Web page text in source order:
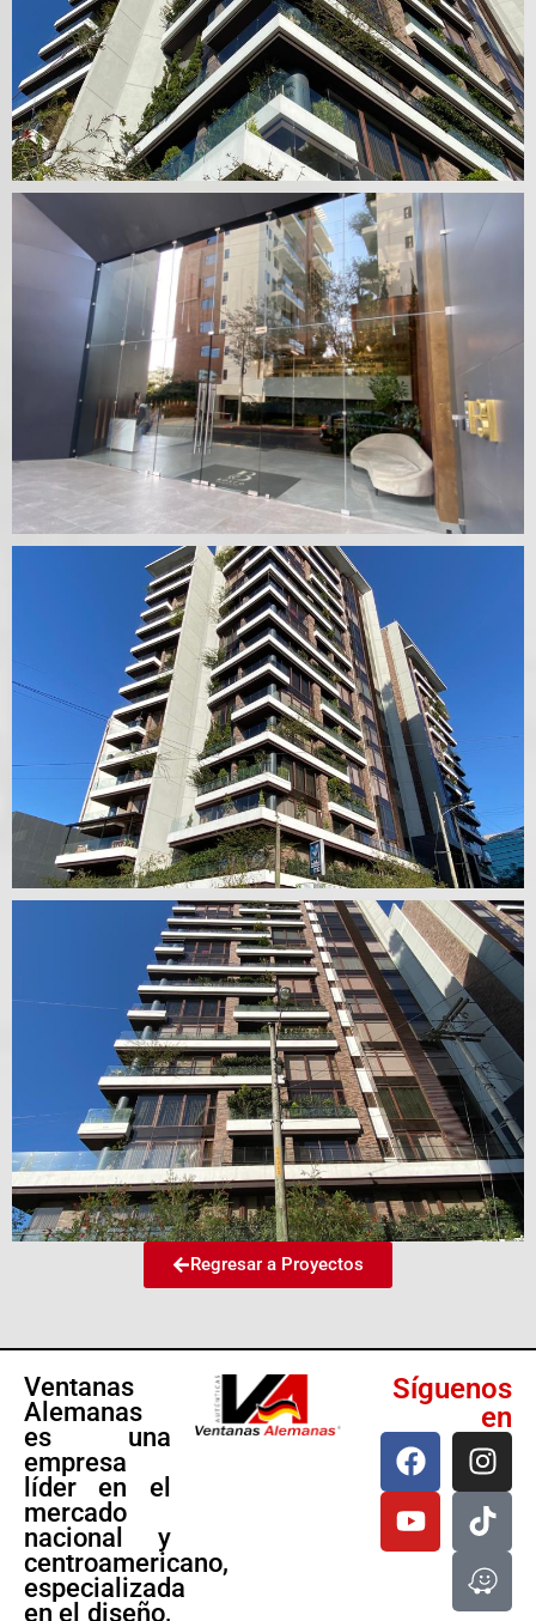
Regresar a Proyectos
Ventanas
Alemanas
es una
empresa
líder en el
mercado
nacional y
centroamericano,
especializada
en el diseño,
Síguenos
en